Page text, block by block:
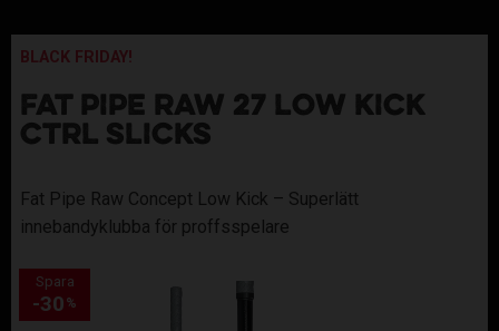
BLACK FRIDAY!
FAT PIPE RAW 27 LOW KICK
CTRL SLICKS
Fat Pipe Raw Concept Low Kick – Superlätt
innebandyklubba för proffsspelare
Spara
30 %